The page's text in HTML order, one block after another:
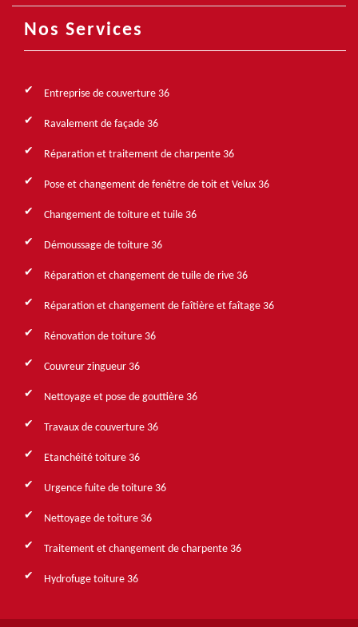
Nos Services
Entreprise de couverture 36
Ravalement de façade 36
Réparation et traitement de charpente 36
Pose et changement de fenêtre de toit et Velux 36
Changement de toiture et tuile 36
Démoussage de toiture 36
Réparation et changement de tuile de rive 36
Réparation et changement de faîtière et faîtage 36
Rénovation de toiture 36
Couvreur zingueur 36
Nettoyage et pose de gouttière 36
Travaux de couverture 36
Etanchéité toiture 36
Urgence fuite de toiture 36
Nettoyage de toiture 36
Traitement et changement de charpente 36
Hydrofuge toiture 36